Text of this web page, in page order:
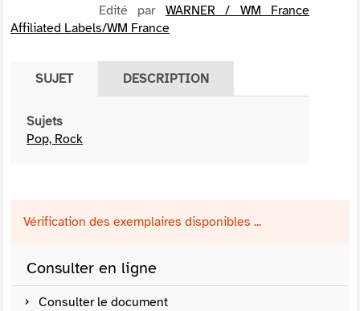
Edité par WARNER / WM France
Affiliated Labels/WM France
SUJET DESCRIPTION
Sujets
Pop, Rock
Vérification des exemplaires disponibles ...
Consulter en ligne
Consulter le document